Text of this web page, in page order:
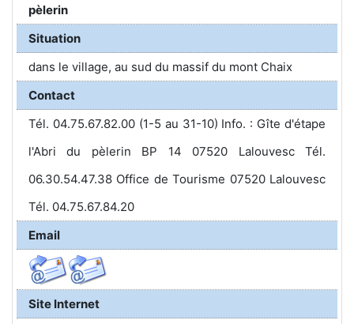
pèlerin
Situation
dans le village, au sud du massif du mont Chaix
Contact
Tél. 04.75.67.82.00 (1-5 au 31-10) Info. : Gîte d'étape
l'Abri du pèlerin BP 14 07520 Lalouvesc Tél.
06.30.54.47.38 Office de Tourisme 07520 Lalouvesc
Tél. 04.75.67.84.20
Email
Site Internet